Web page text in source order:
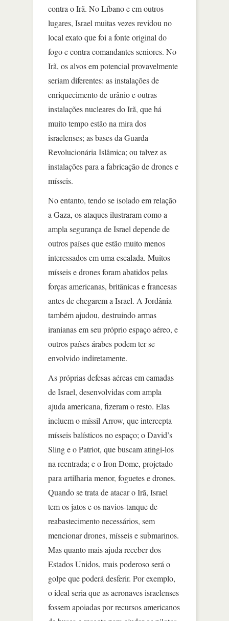
contra o Irã. No Líbano e em outros
lugares, Israel muitas vezes revidou no
local exato que foi a fonte original do
fogo e contra comandantes seniores. No
Irã, os alvos em potencial provavelmente
seriam diferentes: as instalações de
enriquecimento de urânio e outras
instalações nucleares do Irã, que há
muito tempo estão na mira dos
israelenses; as bases da Guarda
Revolucionária Islâmica; ou talvez as
instalações para a fabricação de drones e
mísseis.
No entanto, tendo se isolado em relação
a Gaza, os ataques ilustraram como a
ampla segurança de Israel depende de
outros países que estão muito menos
interessados em uma escalada. Muitos
mísseis e drones foram abatidos pelas
forças americanas, britânicas e francesas
antes de chegarem a Israel. A Jordânia
também ajudou, destruindo armas
iranianas em seu próprio espaço aéreo, e
outros países árabes podem ter se
envolvido indiretamente.
As próprias defesas aéreas em camadas
de Israel, desenvolvidas com ampla
ajuda americana, fizeram o resto. Elas
incluem o míssil Arrow, que intercepta
mísseis balísticos no espaço; o David’s
Sling e o Patriot, que buscam atingi-los
na reentrada; e o Iron Dome, projetado
para artilharia menor, foguetes e drones.
Quando se trata de atacar o Irã, Israel
tem os jatos e os navios-tanque de
reabastecimento necessários, sem
mencionar drones, mísseis e submarinos.
Mas quanto mais ajuda receber dos
Estados Unidos, mais poderoso será o
golpe que poderá desferir. Por exemplo,
o ideal seria que as aeronaves israelenses
fossem apoiadas por recursos americanos